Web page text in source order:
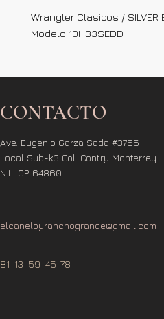
Wrangler Clasicos / SILVER
Modelo 10H33SEDD
CONTACTO
Ave. Eugenio Garza Sada #3755
Local Sub-k3 Col. Contry Monterrey
N.L. CP. 64860
elcaneloyranchogrande@gmail.com
81-13-59-45-78